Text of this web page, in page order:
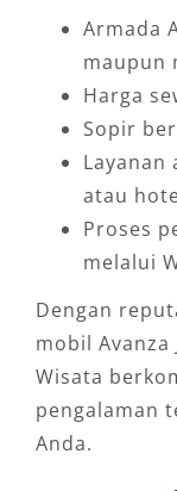
Armada
maupun
Harga
Sopir
Layanan
atau
Proses
melalui
Dengan
mobil Avanza
Wisata
pengalaman
Anda.